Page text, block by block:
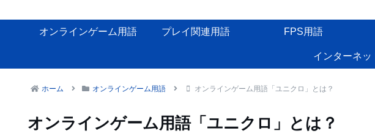
オンラインゲーム用語 プレイ関連用語 FPS用語
インターネッ
ホーム オンラインゲーム用語 オンラインゲーム用語「ユニクロ」とは？
オンラインゲーム用語「ユニクロ」とは？